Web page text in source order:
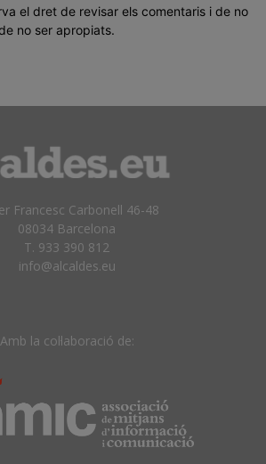
el dret de revisar els comentaris i de no
no ser apropiats.
Francesc Carbonell 46-48
08034 Barcelona
T. 933 390 812
info@alcaldes.eu
Amb la col·laboració de: